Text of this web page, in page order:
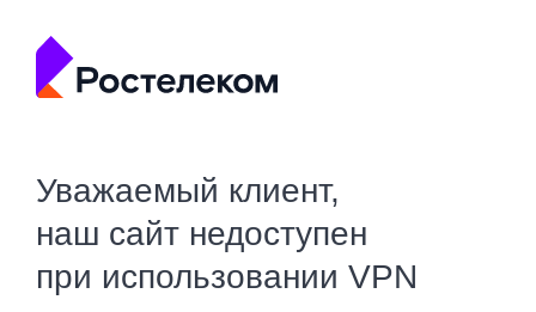
Уважаемый клиент,
наш сайт недоступен
при использовании VPN